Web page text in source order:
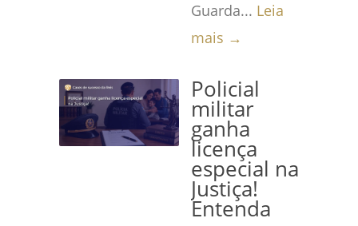
Guarda... Leia
mais →
Policial
militar
ganha
licença
especial na
Justiça!
Entenda